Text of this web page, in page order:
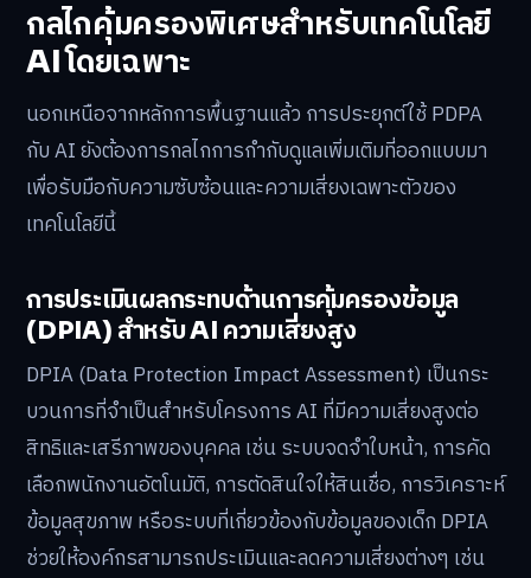
กลไกคุ้มครองพิเศษสำหรับเทคโนโลยี
AI โดยเฉพาะ
นอกเหนือจากหลักการพื้นฐานแล้ว การประยุกต์ใช้ PDPA
กับ AI ยังต้องการกลไกการกำกับดูแลเพิ่มเติมที่ออกแบบมา
เพื่อรับมือกับความซับซ้อนและความเสี่ยงเฉพาะตัวของ
เทคโนโลยีนี้
การประเมินผลกระทบด้านการคุ้มครองข้อมูล
(DPIA) สำหรับ AI ความเสี่ยงสูง
DPIA (Data Protection Impact Assessment) เป็นกระ
บวนการที่จำเป็นสำหรับโครงการ AI ที่มีความเสี่ยงสูงต่อ
สิทธิและเสรีภาพของบุคคล เช่น ระบบจดจำใบหน้า, การคัด
เลือกพนักงานอัตโนมัติ, การตัดสินใจให้สินเชื่อ, การวิเคราะห์
ข้อมูลสุขภาพ หรือระบบที่เกี่ยวข้องกับข้อมูลของเด็ก DPIA
ช่วยให้องค์กรสามารถประเมินและลดความเสี่ยงต่างๆ เช่น